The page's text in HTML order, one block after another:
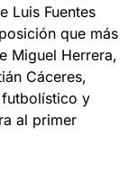
Luis Fuentes
que más
Miguel Herrera,
Cáceres,
futbolístico y
al primer